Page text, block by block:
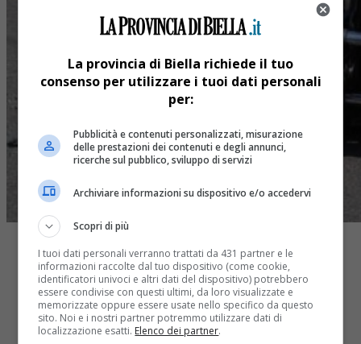
Share
Tweet
La provincia di Biella richiede il tuo
consenso per utilizzare i tuoi dati personali
per:
Pubblicità e contenuti personalizzati, misurazione
delle prestazioni dei contenuti e degli annunci,
ricerche sul pubblico, sviluppo di servizi
Archiviare informazioni su dispositivo e/o accedervi
Scopri di più
I tuoi dati personali verranno trattati da 431 partner e le
informazioni raccolte dal tuo dispositivo (come cookie,
identificatori univoci e altri dati del dispositivo) potrebbero
essere condivise con questi ultimi, da loro visualizzate e
memorizzate oppure essere usate nello specifico da questo
sito. Noi e i nostri partner potremmo utilizzare dati di
localizzazione esatti. Elenco dei partner.